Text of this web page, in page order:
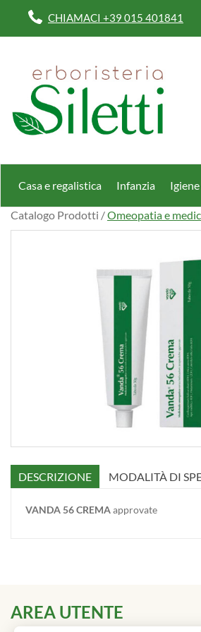
contenuto
CHIAMACI +39 015 401841
Erboristeria
Dott.Ssa
Siletti
Renata
Casa e regalistica Infanzia
Catalogo Prodotti /Omeopatia e
DESCRIZIONE MODALITÀ DI
VANDA 56 CREMAapprovate
AREA UTENTE